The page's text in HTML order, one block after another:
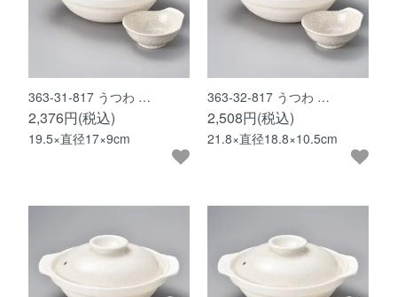
363-31-817 うつわ …
2,376円(税込)
19.5×直径17×9cm
363-32-817 うつわ …
2,508円(税込)
21.8×直径18.8×10.5cm